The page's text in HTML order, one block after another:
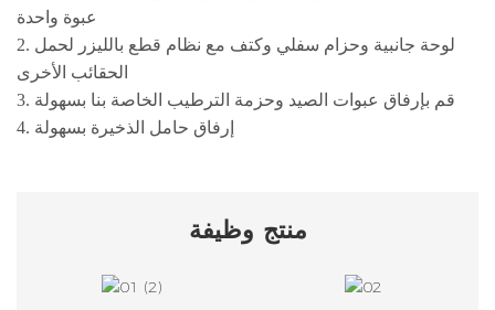
2. لوحة جانبية وحزام سفلي وكتف مع نظام قطع بالليزر لحمل
3. قم بإرفاق عبوات الصيد وحزمة الترطيب الخاصة بنا بسهولة
4. إرفاق حامل الذخيرة بسهولة
منتج وظيفة